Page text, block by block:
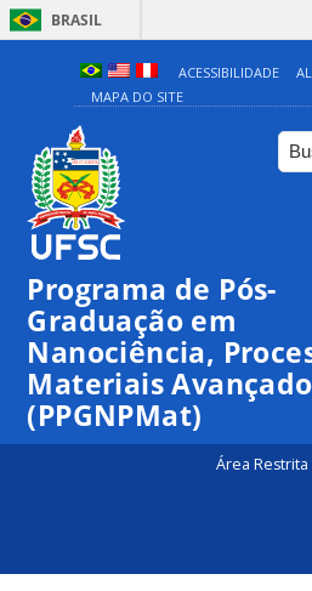
BRASIL
ACESSIBILIDADE
MAPA DO SITE
Programa de Pós-
Graduação em
Nanociência,
Materiais
(PPGNPMat)
Área Restrita